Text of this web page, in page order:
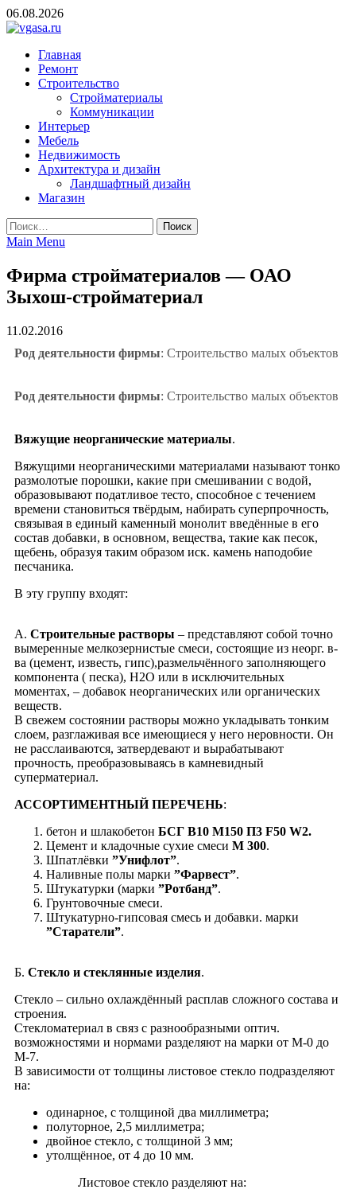
Skip
to
06.08.2026
vgasa.ru
Строительный журнал. Всё о строительстве и ремонтах
Главная
Ремонт
Строительство
Стройматериалы
Коммуникации
Интерьер
Мебель
Недвижимость
Архитектура и дизайн
Ландшафтный дизайн
Магазин
Найти:
Main Menu
Фирма стройматериалов — ОАО
Зыхош-стройматериал
11.02.2016
Род деятельности фирмы: Строительство малых объектов
Род деятельности фирмы: Строительство малых объектов
Вяжущие неорганические материалы.
Вяжущими неорганическими материалами называют тонко
размолотые порошки, какие при смешивании с водой,
образовывают податливое тесто, способное с течением
времени становиться твёрдым, набирать суперпрочность,
связывая в единый каменный монолит введённые в его
состав добавки, в основном, вещества, такие как песок,
щебень, образуя таким образом иск. камень наподобие
песчаника.
В эту группу входят:
А. Строительные растворы – представляют собой точно
вымеренные мелкозернистые смеси, состоящие из неорг. в-
ва (цемент, известь, гипс),размельчённого заполняющего
компонента ( песка), Н2О или в исключительных
моментах, – добавок неорганических или органических
веществ.
В свежем состоянии растворы можно укладывать тонким
слоем, разглаживая все имеющиеся у него неровности. Он
не расслаиваются, затвердевают и вырабатывают
прочность, преобразовываясь в камневидный
суперматериал.
АССОРТИМЕНТНЫЙ ПЕРЕЧЕНЬ:
бетон и шлакобетон БСГ B10 M150 П3 F50 W2.
Цемент и кладочные сухие смеси М 300.
Шпатлёвки ”Унифлот”.
Наливные полы марки ”Фарвест”.
Штукатурки (марки ”Ротбанд”.
Грунтовочные смеси.
Штукатурно-гипсовая смесь и добавки. марки
”Старатели”.
Б. Стекло и стеклянные изделия.
Cтекло – сильно охлаждённый расплав сложного состава и
строения.
Стекломатериал в связ с разнообразными оптич.
возможностями и нормами разделяют на марки от М-0 до
М-7.
В зависимости от толщины листовое стекло подразделяют
на:
одинарное, с толщиной два миллиметра;
полуторное, 2,5 миллиметра;
двойное стекло, с толщиной 3 мм;
утолщённое, от 4 до 10 мм.
Листовое стекло разделяют на: